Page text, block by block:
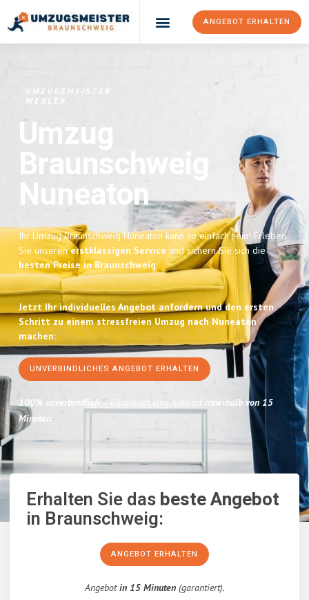
ANGEBOT ERHALTEN
UMZUGSMEISTER
WEXLER
Umzug
Braunschweig
Nuneaton
Ihr Umzug Braunschweig Nuneaton kann so einfach sein! Erleben
Sie unserenerstklassigen Service und sichern Sie sich die
besten Preise in Braunschweig.
Jetzt Ihr individuelles Angebot anfordern und den ersten
Schritt zu einem stressfreien Umzug nach Nuneaton
machen:
UNVERBINDLICHES ANGEBOT ERHALTEN
100% unverbindlich – Garantiert eine Antwort
innerhalb von 15
Minuten.
Erhalten Sie dasbeste Angebot
in Braunschweig:
ANGEBOT ERHALTEN
Angebotin 15 Minuten(garantiert).